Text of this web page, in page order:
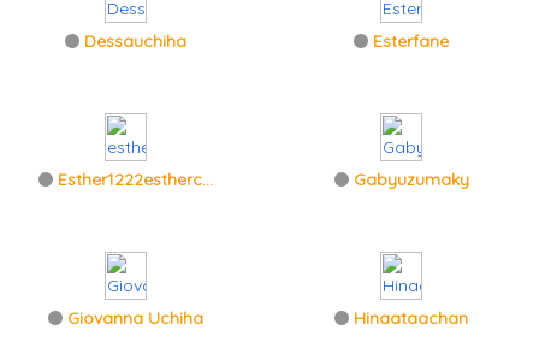
Dessauchiha Esterfane
Esther1222estherc... Gabyuzumaky
Giovanna Uchiha Hinaataachan